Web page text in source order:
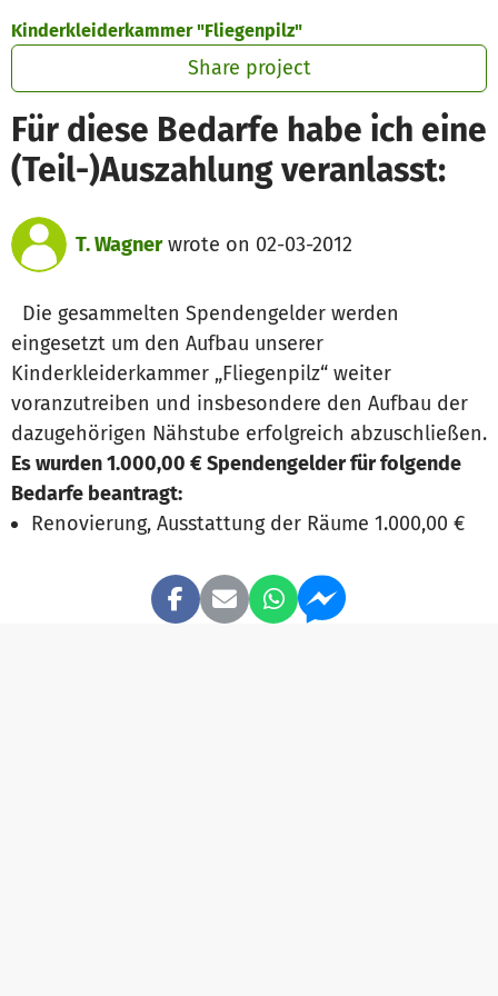
Kinderkleiderkammer "Fliegenpilz"
Share project
Für diese Bedarfe habe ich eine
(Teil-)Auszahlung veranlasst:
T. Wagnerwrote on 02-03-2012
Die gesammelten Spendengelder werden
eingesetzt um den Aufbau unserer
Kinderkleiderkammer „Fliegenpilz“ weiter
voranzutreiben und insbesondere den Aufbau der
dazugehörigen Nähstube erfolgreich abzuschließen.
Es wurden 1.000,00 € Spendengelder für folgende
Bedarfe beantragt:
Renovierung, Ausstattung der Räume 1.000,00 €